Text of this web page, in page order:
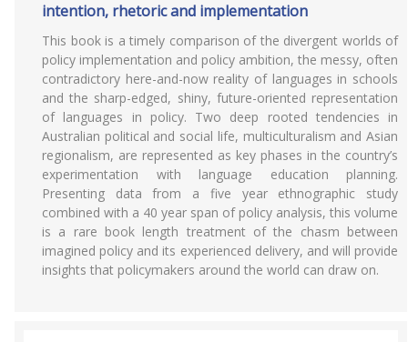
intention, rhetoric and implementation
This book is a timely comparison of the divergent worlds of
policy implementation and policy ambition, the messy, often
contradictory here-and-now reality of languages in schools
and the sharp-edged, shiny, future-oriented representation
of languages in policy. Two deep rooted tendencies in
Australian political and social life, multiculturalism and Asian
regionalism, are represented as key phases in the country’s
experimentation with language education planning.
Presenting data from a five year ethnographic study
combined with a 40 year span of policy analysis, this volume
is a rare book length treatment of the chasm between
imagined policy and its experienced delivery, and will provide
insights that policymakers around the world can draw on.